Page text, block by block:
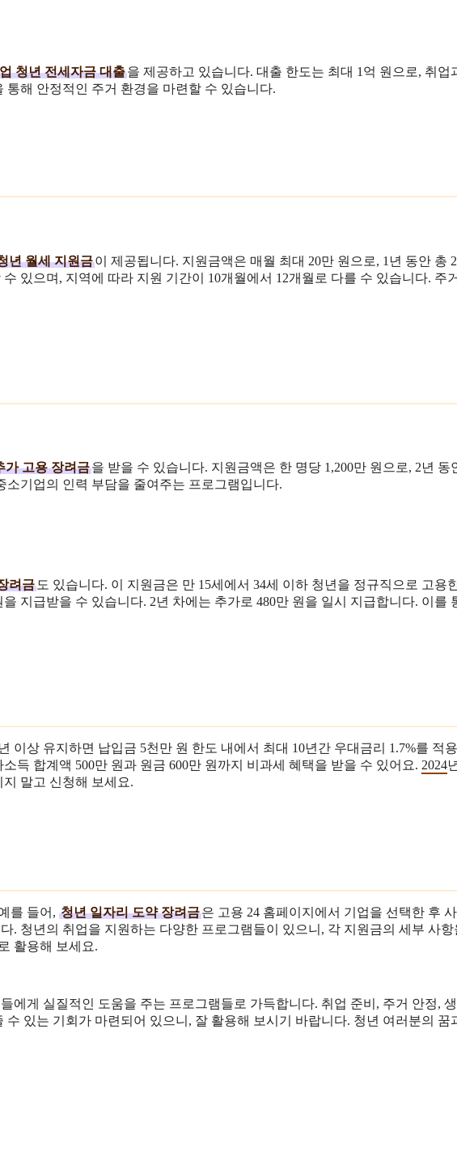
청년 전세자금 대출을 제공하고 있습니다. 대출 한도는 최대 1억 원으로, 취업
해 안정적인 주거 환경을 마련할 수 있습니다.
년 월세 지원금이 제공됩니다. 지원금액은 매월 최대 20만 원으로, 1년 동안 총
있으며, 지역에 따라 지원 기간이 10개월에서 12개월로 다를 수 있습니다. 주
가 고용 장려금을 받을 수 있습니다. 지원금액은 한 명당 1,200만 원으로, 2년 동
기업의 인력 부담을 줄여주는 프로그램입니다.
려금 도 있습니다. 이 지원금은 만 15세에서 34세 이하 청년을 정규직으로 고용
지급받을 수 있습니다. 2년 차에는 추가로 480만 원을 일시 지급합니다. 이를
이상 유지하면 납입금 5천만 원 한도 내에서 최대 10년간 우대금리 1.7%를 적
득 합계액 500만 원과 원금 600만 원까지 비과세 혜택을 받을 수 있어요. 2024
말고 신청해 보세요.
를 들어, 청년 일자리 도약 장려금은 고용 24 홈페이지에서 기업을 선택한 후
. 청년의 취업을 지원하는 다양한 프로그램들이 있으니, 각 지원금의 세부 사항
활용해 보세요.
에게 실질적인 도움을 주는 프로그램들로 가득합니다. 취업 준비, 주거 안정, 생
있는 기회가 마련되어 있으니, 잘 활용해 보시기 바랍니다. 청년 여러분의 꿈